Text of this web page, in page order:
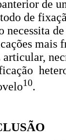
de
de
necessita
mais
10.